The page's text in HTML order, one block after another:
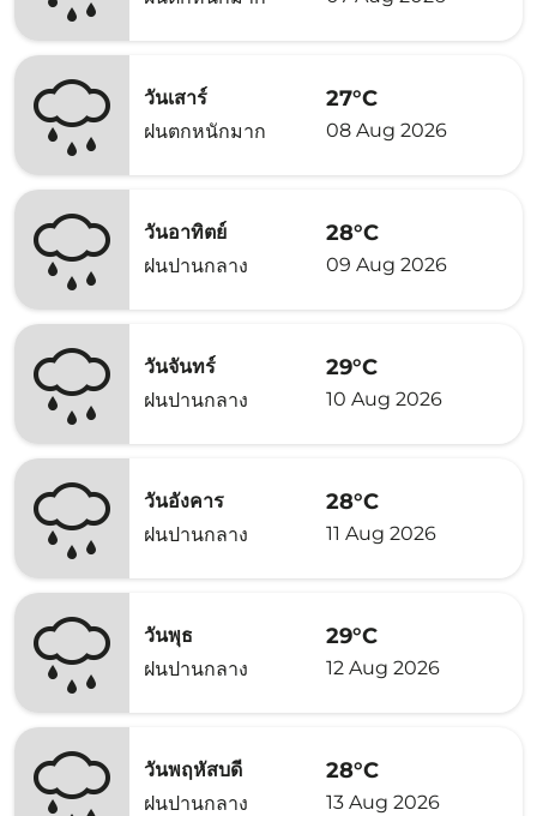
วันเสาร์
ฝนตกหนักมาก
27°C
08 Aug 2026
วันอาทิตย์
ฝนปานกลาง
28°C
09 Aug 2026
วันจันทร์
ฝนปานกลาง
29°C
10 Aug 2026
วันอังคาร
ฝนปานกลาง
28°C
11 Aug 2026
วันพุธ
ฝนปานกลาง
29°C
12 Aug 2026
วันพฤหัสบดี
ฝนปานกลาง
28°C
13 Aug 2026